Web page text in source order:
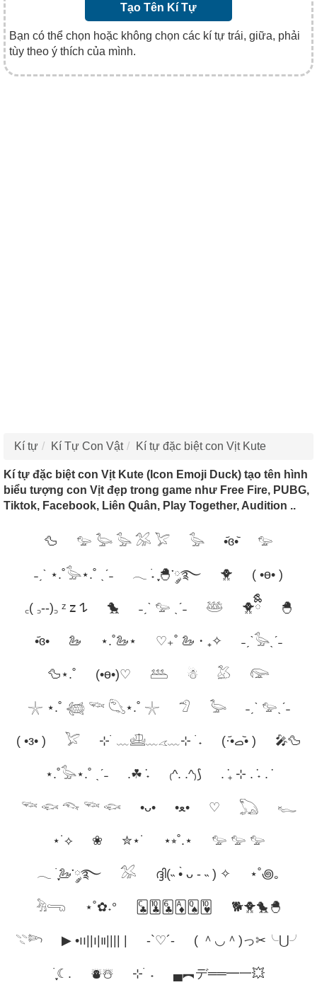
Tạo Tên Kí Tự
Bạn có thể chọn hoặc không chọn các kí tự trái, giữa, phải
tùy theo ý thích của mình.
Kí tự Kí Tự Con Vật Kí tự đặc biệt con Vịt Kute
Kí tự đặc biệt con Vịt Kute (Icon Emoji Duck) tạo tên hình
biểu tượng con Vịt đẹp trong game như Free Fire, PUBG,
Tiktok, Facebook, Liên Quân, Play Together, Audition ..
🦆 𓅰 𓅬 𓅭 𓅮 𓅯 𓅭 •᷄ɞ•᷅ 𓅰
˗ˏˋ ⋆.˚𓅭⋆.˚ ˎˊ˗ 𓂃 ࣪˖ ִֶָ🐣་༘࿐ 🐥 ( •ө• )
꜀( ꜆--)꜆ ᶻ 𝗓 𐰁 🐤 ˗ˏˋ 𓅰 ˎˊ˗ 𓅸 🐥ྀིྀི 🐣
•᷄ɞ• 🦢 ⋆.˚🦢⋆ ♡₊˚ 🦢・₊✧ ˗ˏˋ𓅭ˎˊ˗
🦆⋆.˚ (•ө•)♡ 𓅹 ☃︎ 𓅷 𓅼
𓇼 ⋆.˚ 𓆉 𓆝 𓆡⋆.˚ 𓇼 𓅿 𓅬 ˗ˏˋ 𓅰ˎˊ˗
( •з• ) 𓅯 ⊹ ࣪ ﹏𓊝﹏𓂁﹏⊹ ࣪ ˖ (·•᷄‎ࡇ•᷅ ) 🎤🦆
⋆.˚𓅭⋆.˚ ˎˊ˗ .☘︎ ݁˖ ₍^. .^₎⟆ . ݁₊ ⊹ . ݁˖ . ݁
𓆝 𓆟 𓆞 𓆝 𓆟 •ᴗ• •ﻌ• ♡ 𓆏 𓆑
⋆˙⟡ ❀ ✮⋆˙ ⋆⭒˚.⋆ 𓅰 𓅰 𓅰
𓂃 ࣪ ִֶָ🦢་༘࿐ 𓅮 ദ്ദി(˵ •̀ ᴗ - ˵ ) ✧ ⋆˚꩜｡
𓀓𓂸 ⋆˚✿˖° 🃜🃚🃖🃁🂭🂺 🐕🐥🐤🐣
𓇢𓆸 ▶︎ •၊၊||၊|။|||| | -`♡´- ( ＾◡＾)っ✂╰⋃╯
࣪ ִֶָ☾. ⛇☃︎ ⊹ ࣪ ˖ ▄︻デ══━一💥